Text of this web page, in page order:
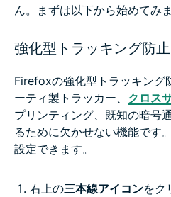
ん。まずは以下から始めてみま
強化型トラッキング防
Firefoxの強化型トラッキング
ーティ製トラッカー、 クロス
プリンティング、既知の暗号
るために欠かせない機能です
設定できます。
右上の三本線アイコンをク